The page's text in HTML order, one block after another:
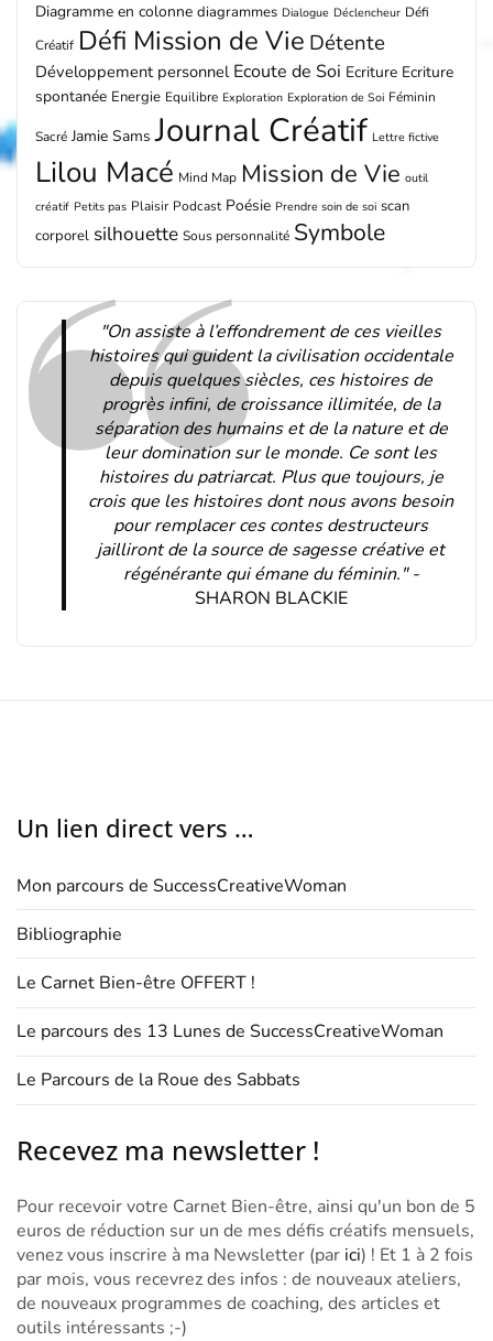
Diagramme en colonne diagrammes Dialogue Déclencheur Défi
Créatif Défi Mission de Vie Détente
Développement personnel Ecoute de Soi Ecriture Ecriture
spontanée Energie Equilibre Exploration Exploration de Soi Féminin
Sacré Jamie Sams Journal Créatif Lettre fictive
Lilou Macé Mind Map Mission de Vie outil
créatif Petits pas Plaisir Podcast Poésie Prendre soin de soi scan
corporel silhouette Sous personnalité Symbole
"On assiste à l’effondrement de ces vieilles
histoires qui guident la civilisation occidentale
depuis quelques siècles, ces histoires de
progrès infini, de croissance illimitée, de la
séparation des humains et de la nature et de
leur domination sur le monde. Ce sont les
histoires du patriarcat. Plus que toujours, je
crois que les histoires dont nous avons besoin
pour remplacer ces contes destructeurs
jailliront de la source de sagesse créative et
régénérante qui émane du féminin." -
SHARON BLACKIE
Un lien direct vers …
Mon parcours de SuccessCreativeWoman
Bibliographie
Le Carnet Bien-être OFFERT !
Le parcours des 13 Lunes de SuccessCreativeWoman
Le Parcours de la Roue des Sabbats
Recevez ma newsletter !
Pour recevoir votre Carnet Bien-être, ainsi qu'un bon de 5
euros de réduction sur un de mes défis créatifs mensuels,
venez vous inscrire à ma Newsletter (par ici) ! Et 1 à 2 fois
par mois, vous recevrez des infos : de nouveaux ateliers,
de nouveaux programmes de coaching, des articles et
outils intéressants ;-)